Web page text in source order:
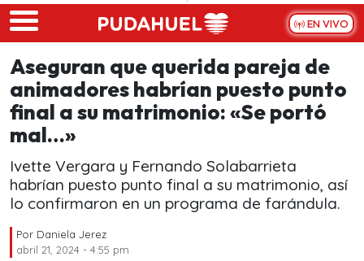
Skip to main content
EN VIVO
Aseguran que querida pareja de
animadores habrían puesto punto
final a su matrimonio: «Se portó
mal…»
Ivette Vergara y Fernando Solabarrieta
habrían puesto punto final a su matrimonio, así
lo confirmaron en un programa de farándula.
Por Daniela Jerez
abril 21, 2024 - 4:55 pm